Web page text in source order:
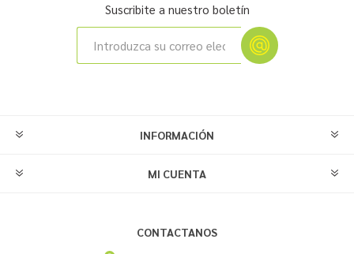
Suscribite a nuestro boletín
INFORMACIÓN
MI CUENTA
CONTACTANOS